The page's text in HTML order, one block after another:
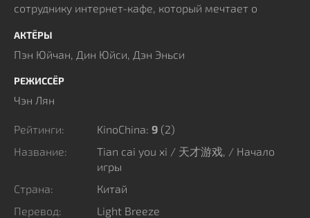
сотруднику интернет-кафе, который мечтает о
Заманчивое предложение быстро оборачивается для
бедняка смертельной ловушкой. Поверхностный
обман перерастает в многоуровневое
психологическое противостояние. Стратегические
жесткая борьба за власть полностью уничтожают
первоначальные надежды на простой успех.
АКТЁРЫ
Пэн Юйчан, Дин Юйси, Дэн Эньси
РЕЖИССЁР
Чэн Лян
Рейтинги: KinoChina: 9 (2)
Название:
Tian cai you xi / 天才游戏, / Начало
игры
Страна:
Китай
Перевод:
Light Breeze